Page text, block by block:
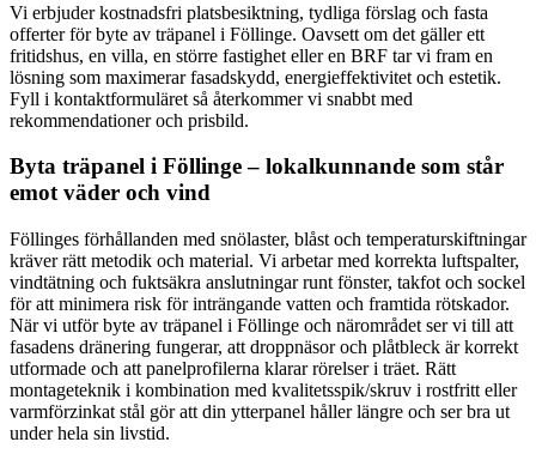
Vi erbjuder kostnadsfri platsbesiktning, tydliga förslag och fasta
offerter för byte av träpanel i Föllinge. Oavsett om det gäller ett
fritidshus, en villa, en större fastighet eller en BRF tar vi fram en
lösning som maximerar fasadskydd, energieffektivitet och estetik.
Fyll i kontaktformuläret så återkommer vi snabbt med
rekommendationer och prisbild.
Byta träpanel i Föllinge – lokalkunnande som står
emot väder och vind
Föllinges förhållanden med snölaster, blåst och temperaturskiftningar
kräver rätt metodik och material. Vi arbetar med korrekta luftspalter,
vindtätning och fuktsäkra anslutningar runt fönster, takfot och sockel
för att minimera risk för inträngande vatten och framtida rötskador.
När vi utför byte av träpanel i Föllinge och närområdet ser vi till att
fasadens dränering fungerar, att droppnäsor och plåtbleck är korrekt
utformade och att panelprofilerna klarar rörelser i träet. Rätt
montageteknik i kombination med kvalitetsspik/skruv i rostfritt eller
varmförzinkat stål gör att din ytterpanel håller längre och ser bra ut
under hela sin livstid.